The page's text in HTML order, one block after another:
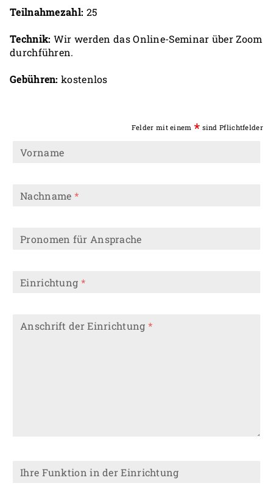
Teilnahmezahl: 25
Technik: Wir werden das Online-Seminar über Zoom
durchführen.
Gebühren: kostenlos
Felder mit einem * sind Pflichtfelder
Vorname
Nachname *
Pronomen für Ansprache
Einrichtung *
Anschrift der Einrichtung *
Ihre Funktion in der Einrichtung